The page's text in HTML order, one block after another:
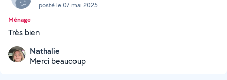
posté le 07 mai 2025
Ménage
Très bien
Nathalie
Merci beaucoup